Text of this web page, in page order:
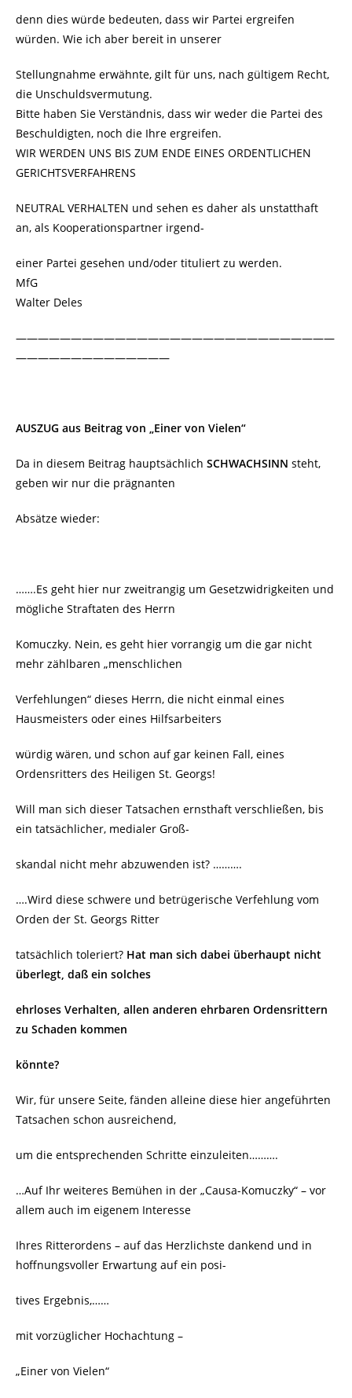
denn dies würde bedeuten, dass wir Partei ergreifen
würden. Wie ich aber bereit in unserer
Stellungnahme erwähnte, gilt für uns, nach gültigem Recht,
die Unschuldsvermutung.
Bitte haben Sie Verständnis, dass wir weder die Partei des
Beschuldigten, noch die Ihre ergreifen.
WIR WERDEN UNS BIS ZUM ENDE EINES ORDENTLICHEN
GERICHTSVERFAHRENS
NEUTRAL VERHALTEN und sehen es daher als unstatthaft
an, als Kooperationspartner irgend-
einer Partei gesehen und/oder tituliert zu werden.
MfG
Walter Deles
—————————————————————————————
——————————————
AUSZUG aus Beitrag von „Einer von Vielen“
Da in diesem Beitrag hauptsächlich SCHWACHSINN steht,
geben wir nur die prägnanten
Absätze wieder:
…….Es geht hier nur zweitrangig um Gesetzwidrigkeiten und
mögliche Straftaten des Herrn
Komuczky. Nein, es geht hier vorrangig um die gar nicht
mehr zählbaren „menschlichen
Verfehlungen“ dieses Herrn, die nicht einmal eines
Hausmeisters oder eines Hilfsarbeiters
würdig wären, und schon auf gar keinen Fall, eines
Ordensritters des Heiligen St. Georgs!
Will man sich dieser Tatsachen ernsthaft verschließen, bis
ein tatsächlicher, medialer Groß-
skandal nicht mehr abzuwenden ist? ……….
….Wird diese schwere und betrügerische Verfehlung vom
Orden der St. Georgs Ritter
tatsächlich toleriert? Hat man sich dabei überhaupt nicht
überlegt, daß ein solches
ehrloses Verhalten, allen anderen ehrbaren Ordensrittern
zu Schaden kommen
könnte?
Wir, für unsere Seite, fänden alleine diese hier angeführten
Tatsachen schon ausreichend,
um die entsprechenden Schritte einzuleiten……….
…Auf Ihr weiteres Bemühen in der „Causa-Komuczky“ – vor
allem auch im eigenem Interesse
Ihres Ritterordens – auf das Herzlichste dankend und in
hoffnungsvoller Erwartung auf ein posi-
tives Ergebnis,……
mit vorzüglicher Hochachtung –
„Einer von Vielen“